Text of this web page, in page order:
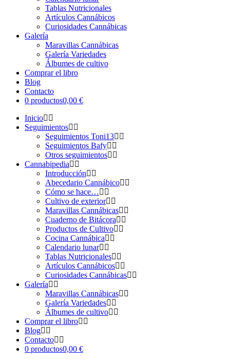
Tablas Nutricionales
Artículos Cannábicos
Curiosidades Cannábicas
Galería
Maravillas Cannábicas
Galería Variedades
Álbumes de cultivo
Comprar el libro
Blog
Contacto
0 productos0,00 €
Inicio
Seguimientos
Seguimientos Toni13
Seguimientos Bafy
Otros seguimientos
Cannabipedia
Introducción
Abecedario Cannábico
Cómo se hace…
Cultivo de exterior
Maravillas Cannábicas
Cuaderno de Bitácora
Productos de Cultivo
Cocina Cannábica
Calendario lunar
Tablas Nutricionales
Artículos Cannábicos
Curiosidades Cannábicas
Galería
Maravillas Cannábicas
Galería Variedades
Álbumes de cultivo
Comprar el libro
Blog
Contacto
0 productos0,00 €